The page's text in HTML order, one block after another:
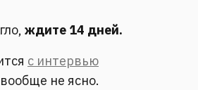
ждите 14 дней.
с интервью
не ясно.